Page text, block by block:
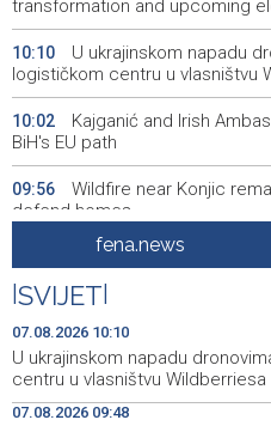
transformation and upcoming
10:10
U ukrajinskom napadu
logističkom centru u vlasništvu
10:02
Kajganić and Irish
BiH's EU path
09:56
Wildfire near Konjic
defend homes
Juli donio rast
hiljada gostiju i 241 hiljada
09:48
Njemačka tvrdi da avioni
nisu imali municiju
fena.news
SVIJET
07.08.2026 10:10
U ukrajinskom napadu
centru u vlasništvu Wildberriesa
07.08.2026 09:48